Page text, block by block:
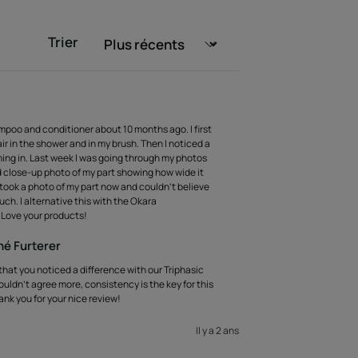
Trier
Il y a 2 ans
and conditioner about 10 months ago. I first
in the shower and in my brush. Then I noticed a
in. Last week I was going through my photos
close-up photo of my part showing how wide it
a photo of my part now and couldn't believe
I alternative this with the Okara
your products!
Furterer
you noticed a difference with our Triphasic
agree more, consistency is the key for this
you for your nice review!